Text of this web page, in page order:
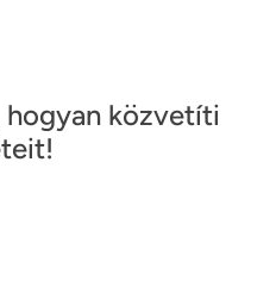
közvetíti